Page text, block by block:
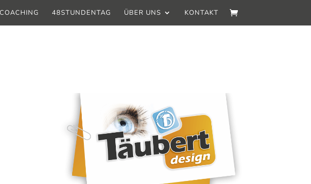
COACHING 48STUNDENTAG ÜBER UNS KONTAKT